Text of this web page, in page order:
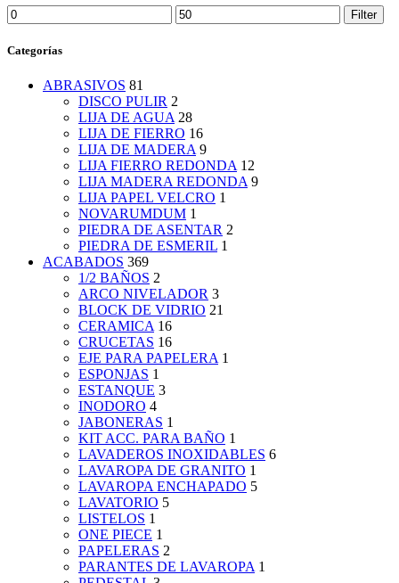
Min
price
Max
price
Filter
Categorías
ABRASIVOS 81
DISCO PULIR 2
LIJA DE AGUA 28
LIJA DE FIERRO 16
LIJA DE MADERA 9
LIJA FIERRO REDONDA 12
LIJA MADERA REDONDA 9
LIJA PAPEL VELCRO 1
NOVARUMDUM 1
PIEDRA DE ASENTAR 2
PIEDRA DE ESMERIL 1
ACABADOS 369
1/2 BAÑOS 2
ARCO NIVELADOR 3
BLOCK DE VIDRIO 21
CERAMICA 16
CRUCETAS 16
EJE PARA PAPELERA 1
ESPONJAS 1
ESTANQUE 3
INODORO 4
JABONERAS 1
KIT ACC. PARA BAÑO 1
LAVADEROS INOXIDABLES 6
LAVAROPA DE GRANITO 1
LAVAROPA ENCHAPADO 5
LAVATORIO 5
LISTELOS 1
ONE PIECE 1
PAPELERAS 2
PARANTES DE LAVAROPA 1